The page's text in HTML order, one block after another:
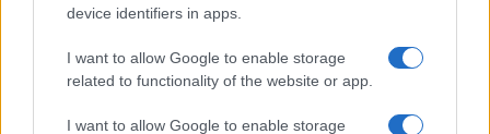
device identifiers in apps.
I want to allow Google to enable storage
related to functionality of the website or app.
I want to allow Google to enable storage
Privacy
Utilizziamo Mailchimp come piattaforma di
marketing. Iscrivendoti alla newsletter accetti che le
l'elaborazione.Leggi qui l'informativa sulla privacy